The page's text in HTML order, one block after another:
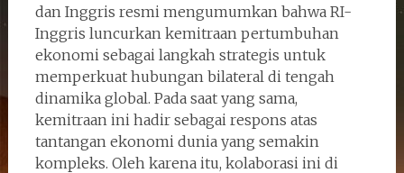
dan Inggris resmi mengumumkan bahwa RI-
Inggris luncurkan kemitraan pertumbuhan
ekonomi sebagai langkah strategis untuk
memperkuat hubungan bilateral di tengah
dinamika global. Pada saat yang sama,
kemitraan ini hadir sebagai respons atas
tantangan ekonomi dunia yang semakin
kompleks. Oleh karena itu, kolaborasi ini di